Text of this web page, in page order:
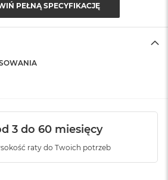
PEŁNĄ SPECYFIKACJĘ
3 do 60 miesięcy
raty do Twoich potrzeb